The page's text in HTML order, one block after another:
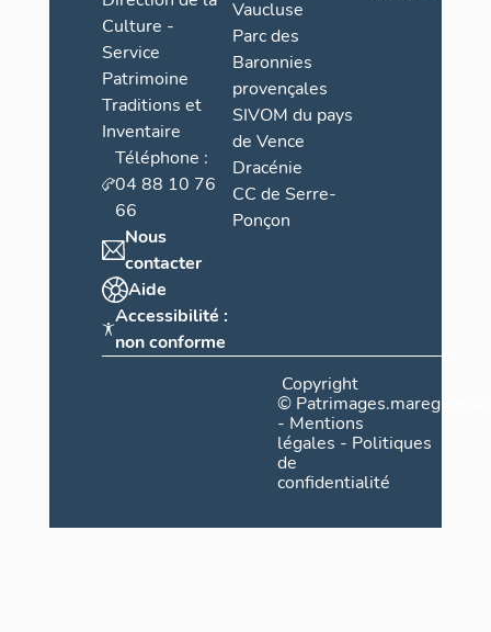
Culture -
Service
Patrimoine
Traditions et
Inventaire
Téléphone :
04 88 10 76
66
Nous
contacter
Aide
Accessibilité :
non conforme
Vaucluse
Parc des
Baronnies
provençales
SIVOM du pays
de Vence
Dracénie
CC de Serre-
Ponçon
Copyright
©
- Mentions
légales - Politiques
de
confidentialité